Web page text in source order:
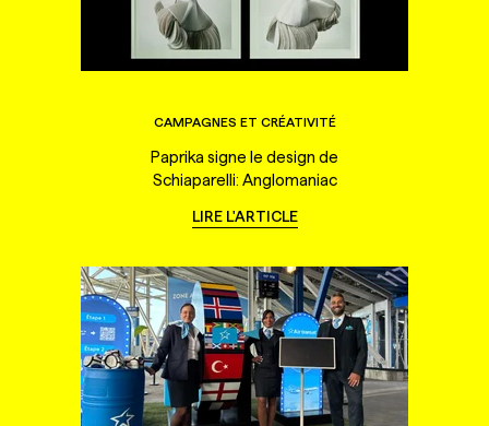
CAMPAGNES ET CRÉATIVITÉ
Paprika signe le design de
Schiaparelli: Anglomaniac
LIRE L'ARTICLE